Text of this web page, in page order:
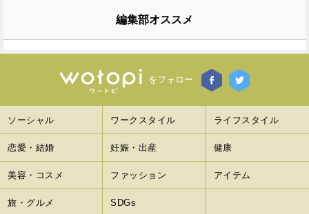
編集部オススメ
をフォロー
ソーシャル ワークスタイル ライフスタイル
恋愛・結婚 妊娠・出産 健康
美容・コスメ ファッション アイテム
旅・グルメ SDGs